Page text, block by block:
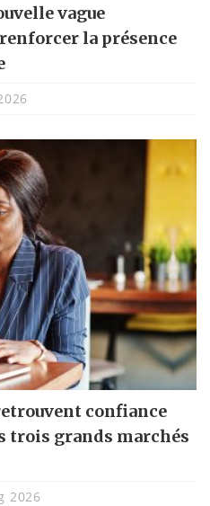
vague
la présence
confiance
trois grands marchés
2026